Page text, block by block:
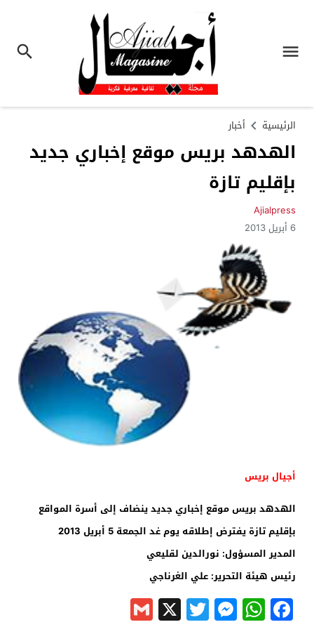
الرئيسية أخبار
الهدهد بريس موقع إخباري جديد
بإقليم تازة
Ajialpress
6 أبريل 2013
أجيال بريس
الهدهد بريس موقع إخباري جديد ينضاف إلى أسرة المواقع
بإقليم تازة يفترض إطلاقه يوم غد الجمعة 5 أبريل 2013
المدير المسؤول: نورالدين لقليعي
رئيس هيئة التحرير: علي الغرناجي
Facebook
WhatsApp
Messenger
Twitter
X